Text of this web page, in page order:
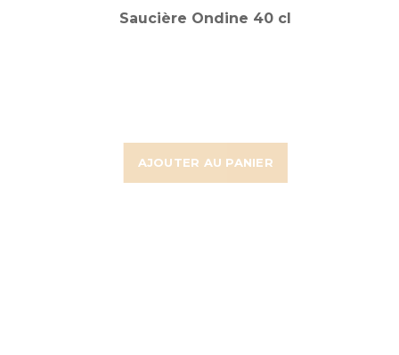
AJOUTER AU PANIER
Saucière Ondine 40 cl